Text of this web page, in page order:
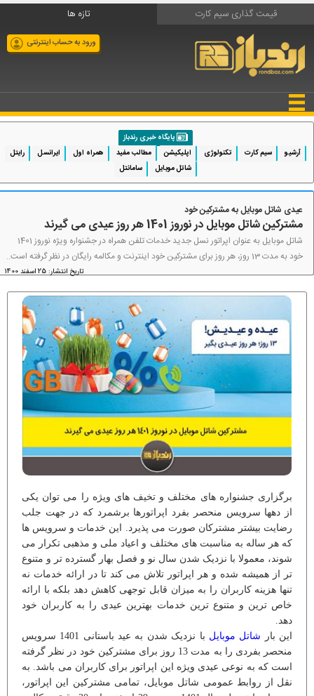
قیمت گذاری سیم کارت تازه ها
ورود به حساب اینترنتی
پایگاه خبری رندباز
آرشیو
سیم کارت تکنولوژی اپلیکیشن مطالب مفید همراه اول ایرانسل
رایتل
شاتل موبایل
سامانتل
عیدی شاتل موبایل به مشترکین خود
مشترکین شاتل موبایل در نوروز 1401 هر روز عیدی می گیرند
شاتل موبایل به عنوان اپراتور نسل جدید خدمات تلفن همراه در جشنواره ویژه نوروز 1401
خود به مدت 13 روز، هر روز برای مشترکین خود اینترنت و مکالمه رایگان در نظر گرفته است..
تاریخ انتشار: 25 اسفند 1400
برگزاری جشنواره های مختلف و تخیف های ویژه را می توان یکی
از دهها سرویس منحصر بفرد اپراتورها برشمرد که در جهت جلب
رضایت بیشتر مشترکان صورت می پذیرد. این خدمات و سرویس ها
که هر ساله به مناسبت های مختلف و اعیاد ملی و مذهبی تکرار می
شوند، معمولا با نزدیک شدن سال نو و فصل بهار گسترده تر و متنوع
تر از همیشه شده و هر اپراتور تلاش می کند تا در ارائه خدمات نه
تنها هزینه کاربران را به میزان قابل توجهی کاهش دهد بلکه با ارائه
خاص ترین و متنوع ترین خدمات بهترین عیدی را به کاربران خود
دهد.
این بار شاتل موبایل
با نزدیک شدن به عید باستانی 1401 سرویس
منحصر بفردی را به مدت 13 روز برای مشترکین خود در نظر گرفته
است که به نوعی عیدی ویژه این اپراتور برای کاربران می باشد. به
نقل از روابط عمومی شاتل موبایل، تمامی مشترکین این اپراتور،